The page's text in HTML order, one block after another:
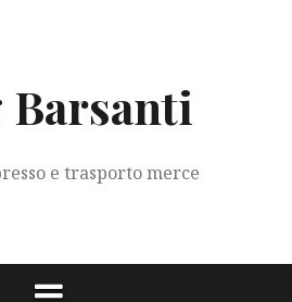
Barsanti
e trasporto merce